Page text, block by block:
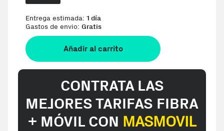
Entrega estimada: 1 día
Gastos de envio: Gratis
Añadir al carrito
CONTRATA LAS
MEJORES TARIFAS FIBRA
+ MÓVIL CON MASMOVIL